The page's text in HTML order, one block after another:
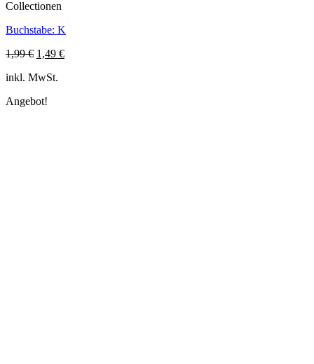
Collectionen
Buchstabe: K
1,99€ Ursprünglicher
war:
1,49 €Aktueller
inkl. MwSt.
Angebot!